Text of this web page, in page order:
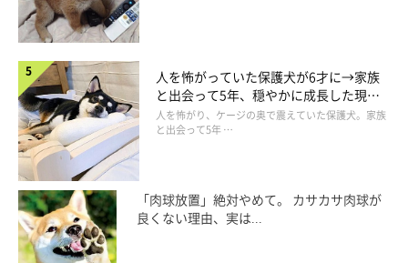
人を怖がっていた保護犬が6才に→家族
と出会って5年、穏やかに成長した現在
の姿にグッとくる
人を怖がり、ケージの奥で震えていた保護犬。家族
と出会って5年 …
「肉球放置」絶対やめて。 カサカサ肉球が
良くない理由、実は...